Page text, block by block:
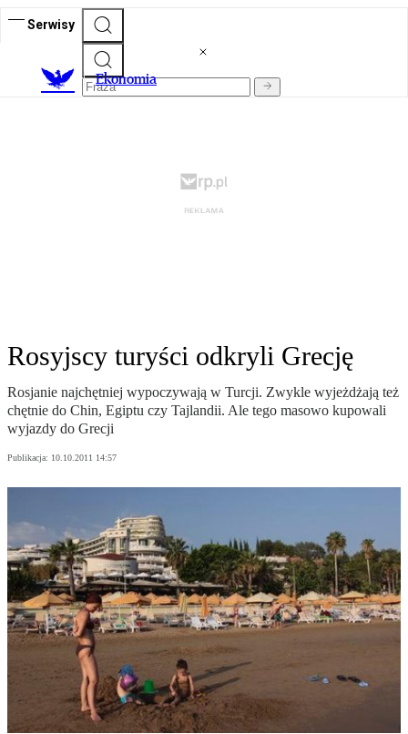
Serwisy
Ekonomia
Rosyjscy turyści odkryli Grecję
Rosjanie najchętniej wypoczywają w Turcji. Zwykle wyjeżdżają też
chętnie do Chin, Egiptu czy Tajlandii. Ale tego masowo kupowali
wyjazdy do Grecji
Publikacja: 10.10.2011 14:57